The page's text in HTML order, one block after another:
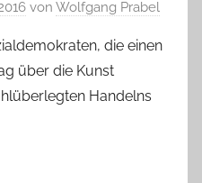
von Wolfgang Prabel
die einen
über die Kunst
Handelns